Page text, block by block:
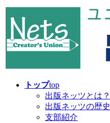
コ
ン
ン
ツ
ナ
ビ
ー
シ
トップtop
出版ネッツとは？
出版ネッツの歴史
支部紹介